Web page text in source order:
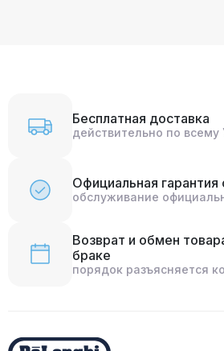
Бесплатная доставка
действительно по всему
Официальная гарантия
обслуживание
Возврат и обмен
браке
порядок разъясняется